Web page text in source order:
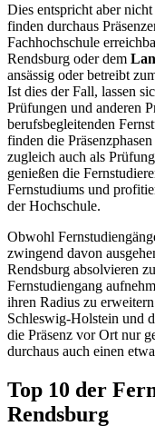
Dies entspricht aber
finden durchaus
Fachhochschule
Rendsburg oder dem
ansässig oder betreibt
Ist dies der Fall, lassen
Prüfungen und anderen
berufsbegleitenden
finden die
zugleich auch als
genießen die
Fernstudiums und
der Hochschule.
Obwohl
zwingend davon
Rendsburg absolvieren
Fernstudiengang
ihren Radius zu
Schleswig-Holstein und
die Präsenz vor Ort nur
durchaus auch einen
Top 10 der
Rendsburg